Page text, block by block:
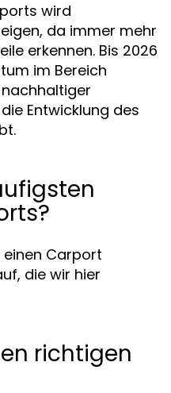
wird
da immer mehr
erkennen. Bis 2026
im Bereich
Entwicklung des
einen Carport
die wir hier
richtigen